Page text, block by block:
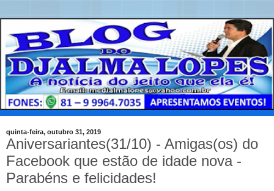
quinta-feira, outubro 31, 2019
Aniversariantes(31/10) - Amigas(os) do
Facebook que estão de idade nova -
Parabéns e felicidades!